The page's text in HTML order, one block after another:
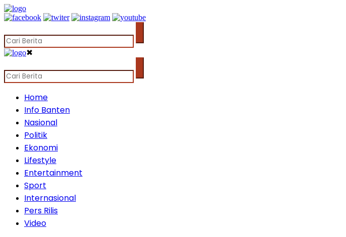
✖
Home
Info Banten
Nasional
Politik
Ekonomi
Lifestyle
Entertainment
Sport
Internasional
Pers Rilis
Video